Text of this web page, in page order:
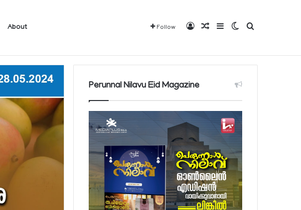
About Follow Log InRandom Article
SidebarSwitch skin
Search for
Perunnal Nilavu Eid Magazine